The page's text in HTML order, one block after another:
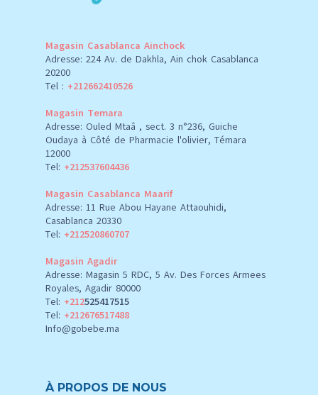
Magasin Casablanca Ainchock
Adresse: 224 Av. de Dakhla, Ain chok Casablanca
20200
Tel : +212662410526
Magasin Temara
Adresse: Ouled Mtaâ , sect. 3 n°236, Guiche
Oudaya à Côté de Pharmacie l'olivier, Témara
12000
Tel: +212537604436
Magasin Casablanca Maarif
Adresse: 11 Rue Abou Hayane Attaouhidi,
Casablanca 20330
Tel: +212520860707
Magasin Agadir
Adresse: Magasin 5 RDC, 5 Av. Des Forces Armees
Royales, Agadir 80000
Tel: +212525417515
Tel: +212676517488
Info@gobebe.ma
À PROPOS DE NOUS